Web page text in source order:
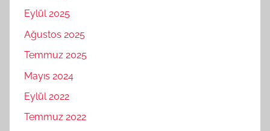
Eylül 2025
Ağustos 2025
Temmuz 2025
Mayıs 2024
Eylül 2022
Temmuz 2022